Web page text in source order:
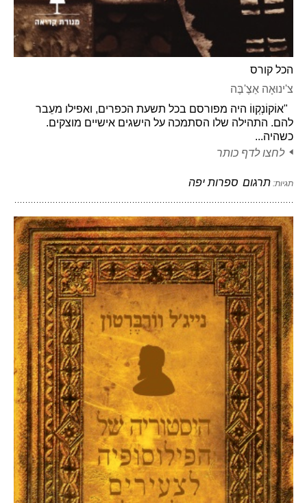
הכל קורס
צ'ינוּאָה אַצֶ'בֶּה
"אוֹקוֹנְקְווֹ היה מפורסם בכל תשעת הכפרים, ואפילו מעֵבר
להם. התהילה שלו הסתמכה על הישגים אישיים מוצקים.
כשהיה...
לחצו לדף כותר
תגיות: תרגום ספרות יפה